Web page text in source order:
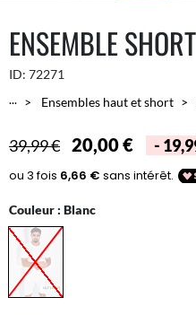
ENSEMBLE
ID: 72271
...
Ensembles haut et short
39,99 € 20,00 € -
Couleur : Blanc